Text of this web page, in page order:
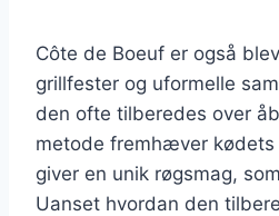
Côte de Boeuf er også
grillfester og uformelle
den ofte tilberedes over
metode fremhæver kødets
giver en unik røgsmag,
Uanset hvordan den